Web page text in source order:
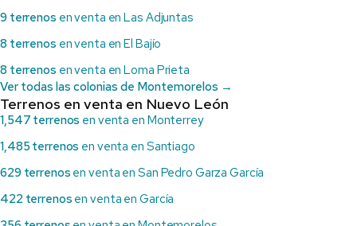
9 terrenos en venta en Las Adjuntas
8 terrenos en venta en El Bajío
8 terrenos en venta en Loma Prieta
Ver todas las colonias de Montemorelos →
Terrenos en venta en Nuevo León
1,547 terrenos en venta en Monterrey
1,485 terrenos en venta en Santiago
629 terrenos en venta en San Pedro Garza García
422 terrenos en venta en García